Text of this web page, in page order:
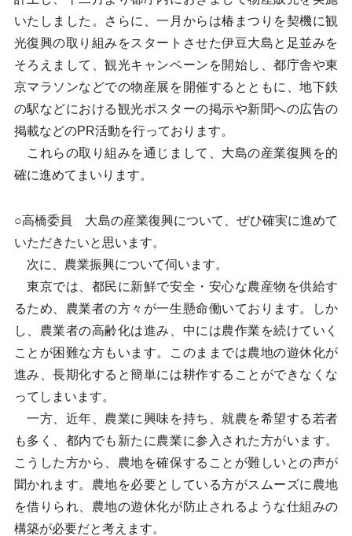
いたしました。さらに、一月からは椿まつりを契機に観
光復興の取り組みをスタートさせた伊豆大島と足並みを
そろえまして、観光キャンペーンを開始し、都庁舎や東
京マラソンなどでの物産展を開催するとともに、地下鉄
の駅などにおける観光ポスターの掲示や新聞への広告の
掲載などのPR活動を行っております。
これらの取り組みを通じまして、大島の産業復興を的
確に進めてまいります。
○高橋委員 大島の産業復興について、ぜひ確実に進めて
いただきたいと思います。
次に、農業振興について伺います。
東京では、都民に新鮮で安全・安心な農産物を供給す
るため、農業者の方々が一生懸命働いております。しか
し、農業者の高齢化は進み、中には農作業を続けていく
ことが困難な方もいます。このままでは農地の遊休化が
進み、長期化すると簡単には耕作することができなくな
ってしまいます。
一方、近年、農業に興味を持ち、就農を希望する若者
も多く、都内でも新たに農業に参入された方がいます。
こうした方から、農地を確保することが難しいとの声が
聞かれます。農地を必要としている方がスムーズに農地
を借りられ、農地の遊休化が防止されるような仕組みの
構築が必要だと考えます。